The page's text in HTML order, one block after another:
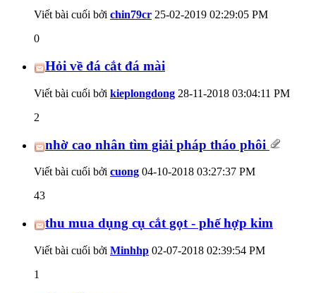
Viết bài cuối bởi chin79cr 25-02-2019 02:29:05 PM
0
Hỏi về đá cắt đá mài
Viết bài cuối bởi kieplongdong 28-11-2018 03:04:11 PM
2
nhờ cao nhân tìm giải pháp tháo phôi
Viết bài cuối bởi cuong 04-10-2018 03:27:37 PM
43
thu mua dụng cụ cắt gọt - phế hợp kim
Viết bài cuối bởi Minhhp 02-07-2018 02:39:54 PM
1